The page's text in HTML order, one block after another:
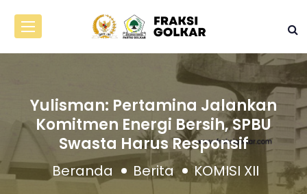
Yulisman: Pertamina Jalankan
Komitmen Energi Bersih, SPBU
Swasta Harus Responsif
Beranda Berita KOMISI XII